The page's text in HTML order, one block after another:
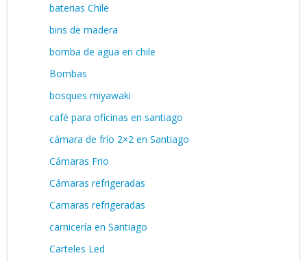
baterias Chile
bins de madera
bomba de agua en chile
Bombas
bosques miyawaki
café para oficinas en santiago
cámara de frío 2×2 en Santiago
Cámaras Frio
Cámaras refrigeradas
Camaras refrigeradas
carnicería en Santiago
Carteles Led